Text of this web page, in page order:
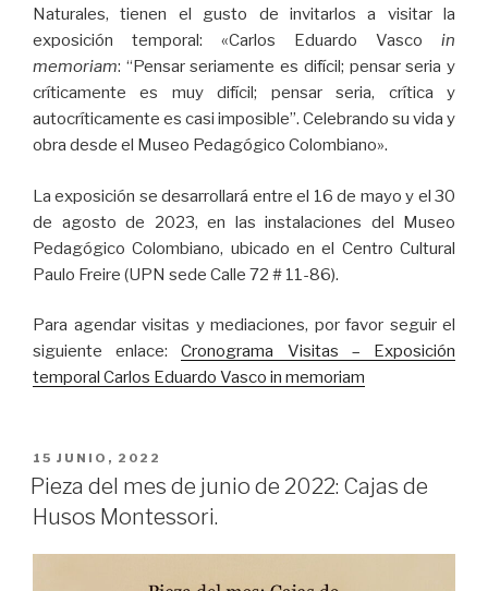
Naturales, tienen el gusto de invitarlos a visitar la
exposición temporal: «Carlos Eduardo Vasco in
memoriam: “Pensar seriamente es difícil; pensar seria y
críticamente es muy difícil; pensar seria, crítica y
autocríticamente es casi imposible”. Celebrando su vida y
obra desde el Museo Pedagógico Colombiano».
La exposición se desarrollará entre el 16 de mayo y el 30
de agosto de 2023, en las instalaciones del Museo
Pedagógico Colombiano, ubicado en el Centro Cultural
Paulo Freire (UPN sede Calle 72 # 11-86).
Para agendar visitas y mediaciones, por favor seguir el
siguiente enlace:Cronograma Visitas – Exposición
temporal Carlos Eduardo Vasco in memoriam
PUBLICADO
EL
15 JUNIO, 2022
Pieza del mes de junio de 2022: Cajas de
Husos Montessori.